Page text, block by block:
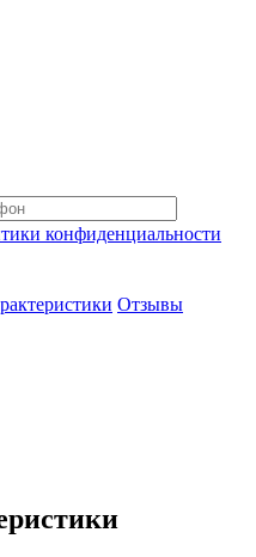
конфиденциальности
Отзывы